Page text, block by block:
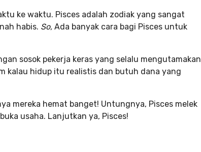
ke waktu. Pisces adalah zodiak yang sangat
habis. So, Ada banyak cara bagi Pisces untuk
sosok pekerja keras yang selalu mengutamakan
kalau hidup itu realistis dan butuh dana yang
mereka hemat banget! Untungnya, Pisces melek
usaha. Lanjutkan ya, Pisces!